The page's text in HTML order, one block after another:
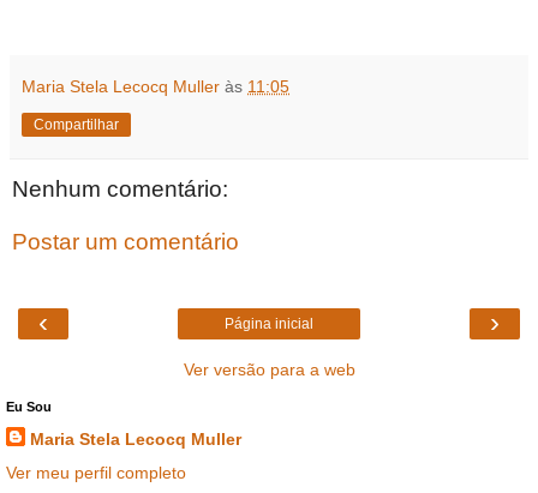
Maria Stela Lecocq Muller às 11:05
Compartilhar
Nenhum comentário:
Postar um comentário
‹ ›
Página inicial
Ver versão para a web
Eu Sou
Maria Stela Lecocq Muller
Ver meu perfil completo